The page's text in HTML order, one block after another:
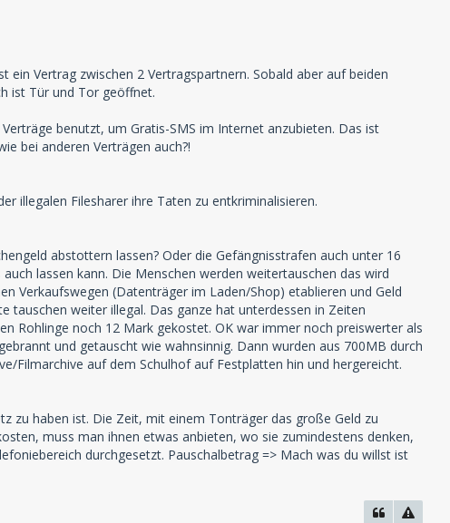
Vertrag zwischen 2 Vertragspartnern. Sobald aber auf beiden
ist Tür und Tor geöffnet.
benutzt, um Gratis-SMS im Internet anzubieten. Das ist
bei anderen Verträgen auch?!
illegalen Filesharer ihre Taten zu entkriminalisieren.
abstottern lassen? Oder die Gefängnisstrafen auch unter 16
lassen kann. Die Menschen werden weitertauschen das wird
Verkaufswegen (Datenträger im Laden/Shop) etablieren und Geld
tauschen weiter illegal. Das ganze hat unterdessen in Zeiten
Rohlinge noch 12 Mark gekostet. OK war immer noch preiswerter als
und getauscht wie wahnsinnig. Dann wurden aus 700MB durch
Filmarchive auf dem Schulhof auf Festplatten hin und hergereicht.
zu haben ist. Die Zeit, mit einem Tonträger das große Geld zu
muss man ihnen etwas anbieten, wo sie zumindestens denken,
durchgesetzt. Pauschalbetrag => Mach was du willst ist